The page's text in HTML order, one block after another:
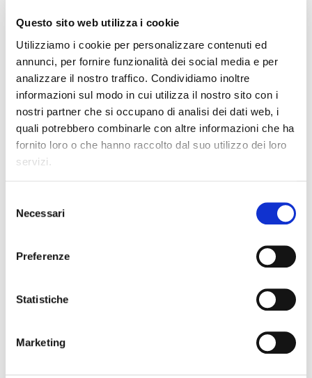
Questo sito web utilizza i cookie
Utilizziamo i cookie per personalizzare contenuti ed
annunci, per fornire funzionalità dei social media e per
analizzare il nostro traffico. Condividiamo inoltre
informazioni sul modo in cui utilizza il nostro sito con i
nostri partner che si occupano di analisi dei dati web, i
quali potrebbero combinarle con altre informazioni che ha
fornito loro o che hanno raccolto dal suo utilizzo dei loro
servizi.
delNecessari
Preferenze
Statistiche
Marketing
M.Carlà, A.Sgroi
LETTERATURA E INTRECCI - VOL.2
ISBN 9788868896300
43,00 €
LETTERATURA E INTRECCI - VOLL.3A